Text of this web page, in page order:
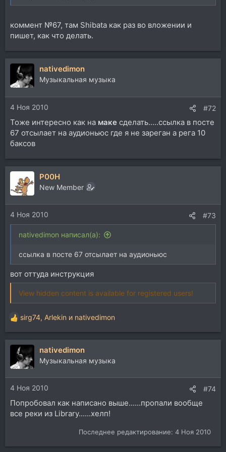
коммент №67, там Shibata как раз во вложении и
пишет, как что делать.
nativedimon
Музыкальная музыка
4 Ноя 2010 #72
Тоже интересно как на маке сделать.....ссылка в посте
67 отсылает на аудионьюс где я не зареган а рега 10
баксов
P00H
New Member
4 Ноя 2010 #73
nativedimon написал(а):
ссылка в посте 67 отсылает на аудионьюс
вот оттуда инструкция
View hidden content is available for registered users!
Р
е
а
и
и
:
sirg74, Arlekin и nativedimon
nativedimon
Музыкальная музыка
4 Ноя 2010 #74
Попробовал как написано выше......пропали вообще
все реки из Library......хелп!
Последнее редактирование: 4 Ноя 2010